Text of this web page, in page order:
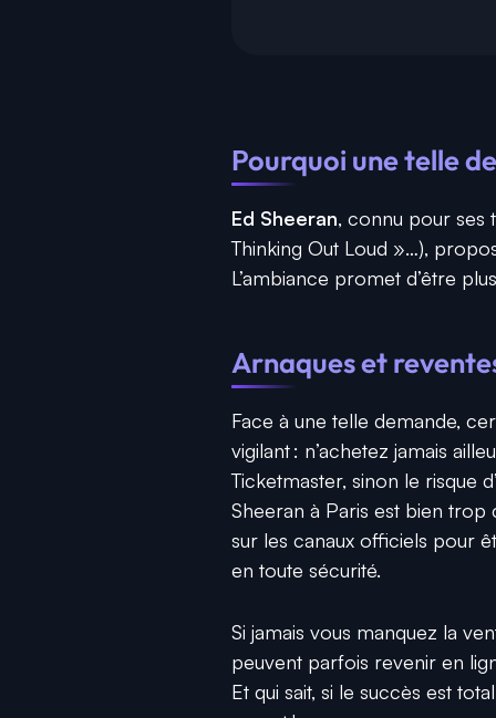
Pourquoi une telle
Ed Sheeran, connu pour ses
Thinking Out Loud »…),
L’ambiance promet d’être
Arnaques et
Face à une telle demande,
vigilant : n’achetez jamais
Ticketmaster, sinon le risque
Sheeran à Paris est bien
sur les canaux officiels pour
en toute sécurité.
Si jamais vous manquez la
peuvent parfois revenir en
Et qui sait, si le succès est